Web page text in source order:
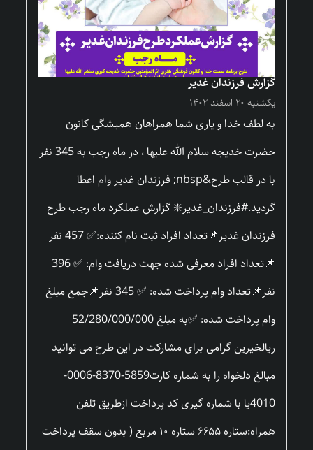
گزارش فرزندان غدیر
یکشنبه ۲۰ اسفند ۱۴۰۲
به لطف خدا و یاری شما همراهان همیشگی کانون
حضرت خدیجه سلام الله علیها ، در ماه رجب به 345 نفر
با در قالب طرح&nbsp; فرزندان غدیر وام اعطا
گردید.#فرزندان_غدیر❇️ گزارش عملکرد ماه رجب طرح
فرزندان غدیر📌تعداد افراد ثبت نام کننده:✅ 457 نفر
📌تعداد افراد معرفی شده جهت دریافت وام: ✅ 396
نفر📌تعداد وام پرداخت شده: ✅ 345 نفر📌جمع مبلغ
وام پرداخت شده: ✅به مبلغ 52/280/000/000
ریالخیرین گرامی برای مشارکت در این طرح می توانید
مبالغ دلخواه را به شماره کارت5859-8370-0006-
4010یا با شماره گیری کد پرداخت ازطریق تلفن
همراه:ستاره ۶۶۵۵ ستاره ۱۰ مربع ( بدون سقف پرداخت